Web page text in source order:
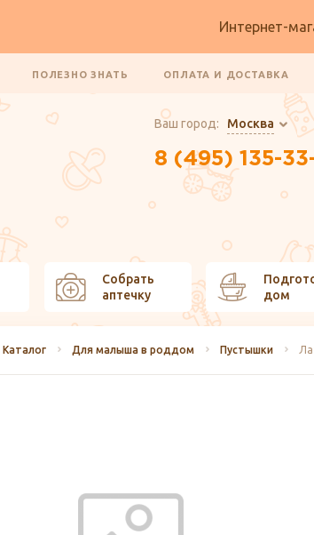
Интернет-
ПОЛЕЗНО ЗНАТЬ ОПЛАТА И ДОСТАВКА
Ваш город: Москва
8 (495) 135-
Собрать
аптечку
дом
Каталог Для малыша в роддом Пустышки